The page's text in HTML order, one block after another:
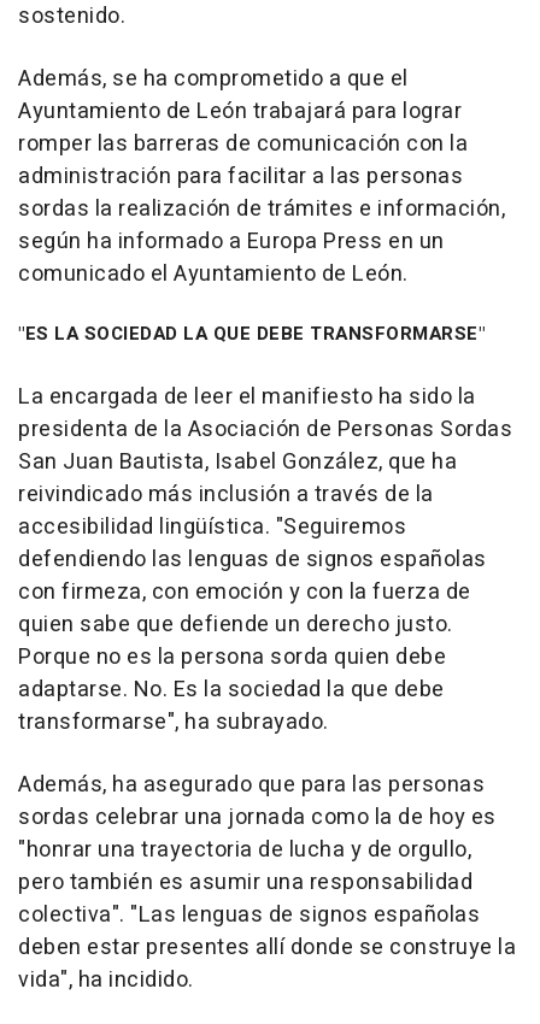
sostenido.
Además, se ha comprometido a que el
Ayuntamiento de León trabajará para lograr
romper las barreras de comunicación con la
administración para facilitar a las personas
sordas la realización de trámites e información,
según ha informado a Europa Press en un
comunicado el Ayuntamiento de León.
"ES LA SOCIEDAD LA QUE DEBE TRANSFORMARSE"
La encargada de leer el manifiesto ha sido la
presidenta de la Asociación de Personas Sordas
San Juan Bautista, Isabel González, que ha
reivindicado más inclusión a través de la
accesibilidad lingüística. "Seguiremos
defendiendo las lenguas de signos españolas
con firmeza, con emoción y con la fuerza de
quien sabe que defiende un derecho justo.
Porque no es la persona sorda quien debe
adaptarse. No. Es la sociedad la que debe
transformarse", ha subrayado.
Además, ha asegurado que para las personas
sordas celebrar una jornada como la de hoy es
"honrar una trayectoria de lucha y de orgullo,
pero también es asumir una responsabilidad
colectiva". "Las lenguas de signos españolas
deben estar presentes allí donde se construye la
vida", ha incidido.